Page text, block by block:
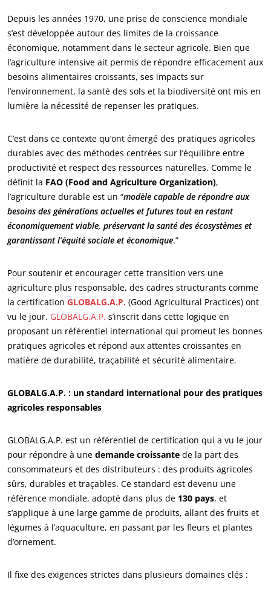
ECOCERT
Qui sommes nous ?
Carrières
Depuis les années 1970, une prise de conscience mondiale
s’est développée autour des limites de la croissance
économique, notamment dans le secteur agricole. Bien que
l’agriculture intensive ait permis de répondre efficacement aux
besoins alimentaires croissants, ses impacts sur
l’environnement, la santé des sols et la biodiversité ont mis en
lumière la nécessité de repenser les pratiques.
C’est dans ce contexte qu’ont émergé des pratiques agricoles
durables avec des méthodes centrées sur l’équilibre entre
productivité et respect des ressources naturelles. Comme le
définit la FAO (Food and Agriculture Organization),
l’agriculture durable est un “modèle capable de répondre aux
besoins des générations actuelles et futures tout en restant
économiquement viable, préservant la santé des écosystèmes et
garantissant l’équité sociale et économique.”
Pour soutenir et encourager cette transition vers une
agriculture plus responsable, des cadres structurants comme
la certification GLOBALG.A.P. (Good Agricultural Practices) ont
vu le jour. GLOBALG.A.P. s’inscrit dans cette logique en
proposant un référentiel international qui promeut les bonnes
pratiques agricoles et répond aux attentes croissantes en
matière de durabilité, traçabilité et sécurité alimentaire.
GLOBALG.A.P. : un standard international pour des pratiques
agricoles responsables
GLOBALG.A.P. est un référentiel de certification qui a vu le jour
pour répondre à une demande croissante de la part des
consommateurs et des distributeurs : des produits agricoles
sûrs, durables et traçables. Ce standard est devenu une
référence mondiale, adopté dans plus de 130 pays, et
s’applique à une large gamme de produits, allant des fruits et
légumes à l’aquaculture, en passant par les fleurs et plantes
d’ornement.
Il fixe des exigences strictes dans plusieurs domaines clés :